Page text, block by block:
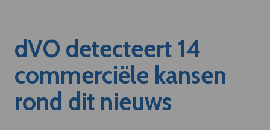
dVO detecteert 14
commerciële kansen
rond dit nieuws